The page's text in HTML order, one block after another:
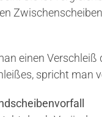
einen
spricht man